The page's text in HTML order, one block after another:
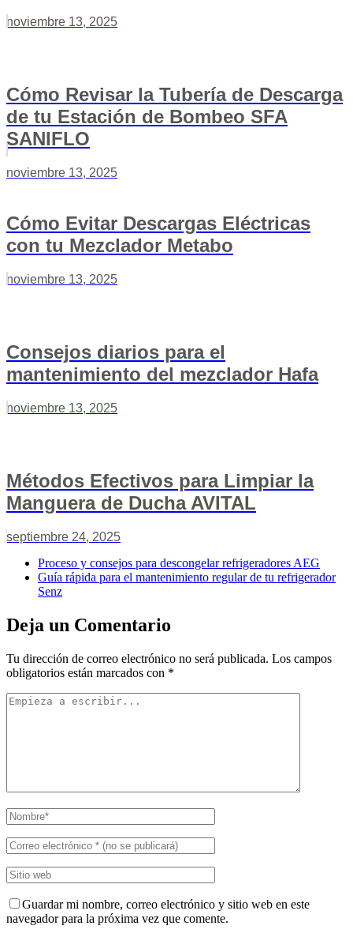
noviembre 13, 2025
Cómo Revisar la Tubería de Descarga
de tu Estación de Bombeo SFA
SANIFLO
noviembre 13, 2025
Cómo Evitar Descargas Eléctricas
con tu Mezclador Metabo
noviembre 13, 2025
Consejos diarios para el
mantenimiento del mezclador Hafa
noviembre 13, 2025
Métodos Efectivos para Limpiar la
Manguera de Ducha AVITAL
septiembre 24, 2025
Proceso y consejos para descongelar refrigeradores AEG
Guía rápida para el mantenimiento regular de tu refrigerador
Senz
Deja un Comentario
Tu dirección de correo electrónico no será publicada. Los campos
obligatorios están marcados con *
Guardar mi nombre, correo electrónico y sitio web en este
navegador para la próxima vez que comente.